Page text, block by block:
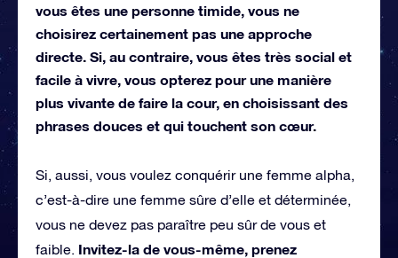
vous êtes une personne timide, vous ne
choisirez certainement pas une approche
directe. Si, au contraire, vous êtes très social et
facile à vivre, vous opterez pour une manière
plus vivante de faire la cour, en choisissant des
phrases douces et qui touchent son cœur.
Si, aussi, vous voulez conquérir une femme alpha,
c’est-à-dire une femme sûre d’elle et déterminée,
vous ne devez pas paraître peu sûr de vous et
faible. Invitez-la de vous-même, prenez